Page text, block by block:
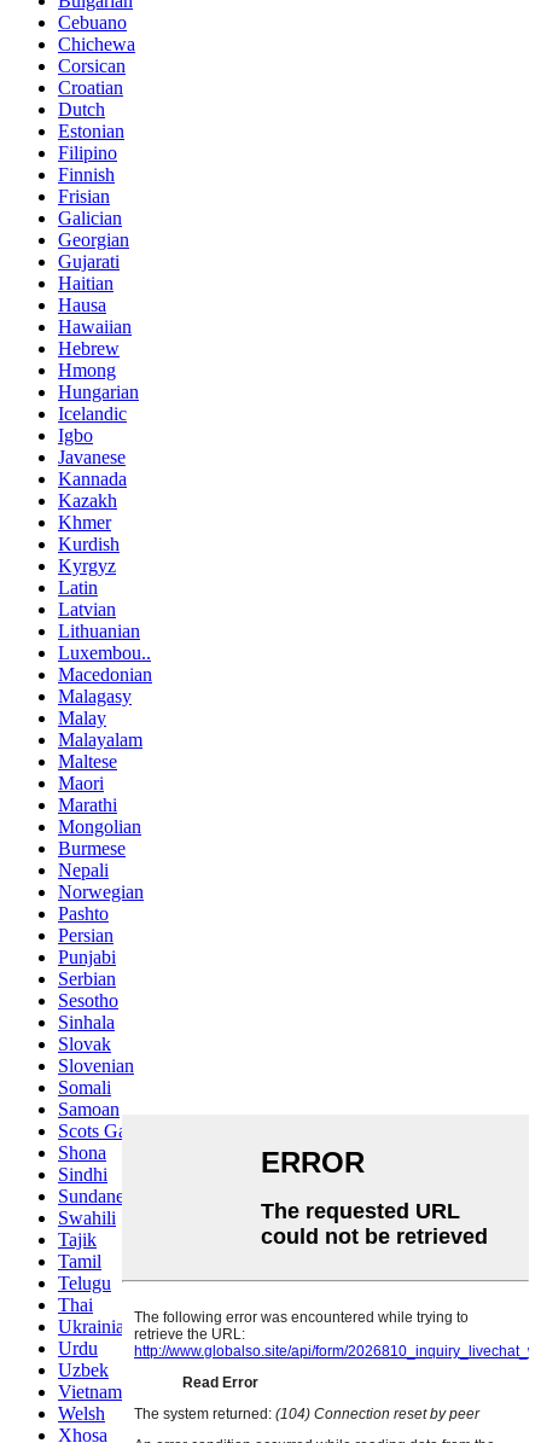
Cebuano
Chichewa
Corsican
Croatian
Dutch
Estonian
Filipino
Finnish
Frisian
Galician
Georgian
Gujarati
Haitian
Hausa
Hawaiian
Hebrew
Hmong
Hungarian
Icelandic
Igbo
Javanese
Kannada
Kazakh
Khmer
Kurdish
Kyrgyz
Latin
Latvian
Lithuanian
Luxembou..
Macedonian
Malagasy
Malay
Malayalam
Maltese
Maori
Marathi
Mongolian
Burmese
Nepali
Norwegian
Pashto
Persian
Punjabi
Serbian
Sesotho
Sinhala
Slovak
Slovenian
Somali
Samoan
Scots Gaelic
Shona
Sindhi
Sundanese
Swahili
Tajik
Tamil
Telugu
Thai
Ukrainian
Urdu
Uzbek
Vietnamese
Welsh
Xhosa